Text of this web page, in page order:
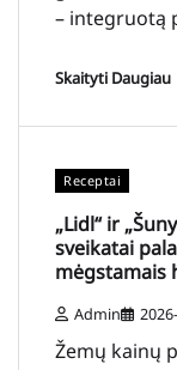
– integruotą
Skaityti Daugiau
Receptai
„Lidl“ ir
sveikatai
mėgstamais
Admin
Žemų kainų